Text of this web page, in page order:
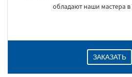
обладают наши мастера
ЗАКАЗАТЬ